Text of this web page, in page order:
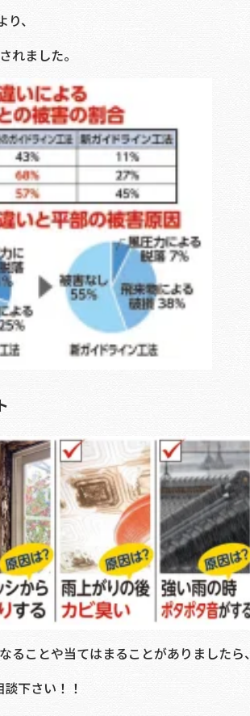
、
れました。
ことや当てはまることがありましたら、
下さい！！